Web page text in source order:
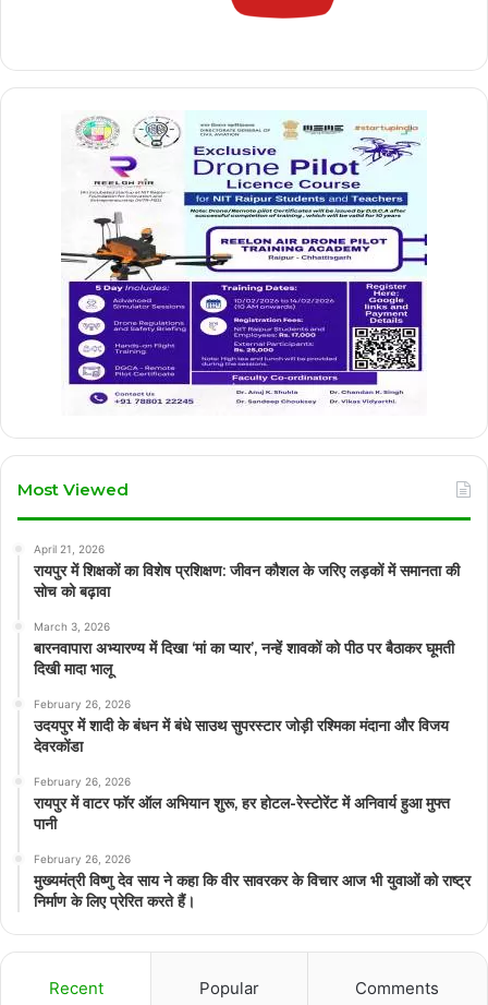
Most Viewed
April 21, 2026
रायपुर में शिक्षकों का विशेष प्रशिक्षण: जीवन कौशल के जरिए लड़कों में समानता की
सोच को बढ़ावा
March 3, 2026
बारनवापारा अभ्यारण्य में दिखा ‘मां का प्यार’, नन्हें शावकों को पीठ पर बैठाकर घूमती
दिखी मादा भालू
February 26, 2026
उदयपुर में शादी के बंधन में बंधे साउथ सुपरस्टार जोड़ी रश्मिका मंदाना और विजय
देवरकोंडा
February 26, 2026
रायपुर में वाटर फॉर ऑल अभियान शुरू, हर होटल-रेस्टोरेंट में अनिवार्य हुआ मुफ्त
पानी
February 26, 2026
मुख्यमंत्री विष्णु देव साय ने कहा कि वीर सावरकर के विचार आज भी युवाओं को राष्ट्र
निर्माण के लिए प्रेरित करते हैं।
Recent Popular Comments